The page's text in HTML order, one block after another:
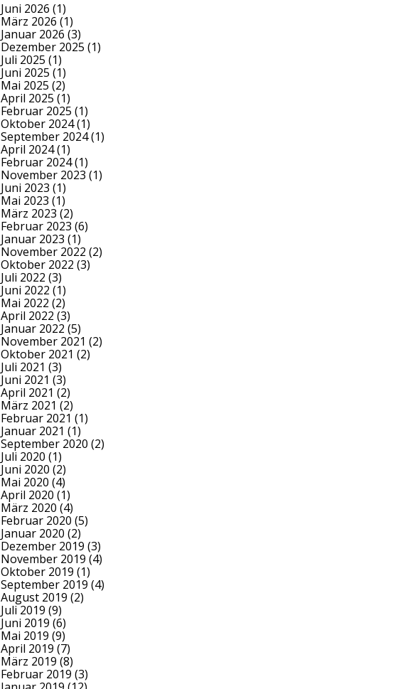
Juni 2026 (1)
März 2026 (1)
Januar 2026 (3)
Dezember 2025 (1)
Juli 2025 (1)
Juni 2025 (1)
Mai 2025 (2)
April 2025 (1)
Februar 2025 (1)
Oktober 2024(1)
September 2024(1)
April 2024(1)
Februar 2024(1)
November 2023 (1)
Juni 2023 (1)
Mai 2023 (1)
März 2023 (2)
Februar 2023 (6)
Januar 2023 (1)
November 2022 (2)
Oktober 2022 (3)
Juli 2022 (3)
Juni 2022 (1)
Mai 2022 (2)
April 2022 (3)
Januar 2022 (5)
November 2021 (2)
Oktober 2021 (2)
Juli 2021 (3)
Juni 2021 (3)
April 2021 (2)
März 2021 (2)
Februar 2021 (1)
Januar 2021 (1)
September 2020 (2)
Juli 2020 (1)
Juni 2020 (2)
Mai 2020 (4)
April 2020 (1)
März 2020 (4)
Februar 2020 (5)
Januar 2020 (2)
Dezember 2019 (3)
November 2019 (4)
Oktober 2019 (1)
September 2019 (4)
August 2019 (2)
Juli 2019 (9)
Juni 2019 (6)
Mai 2019 (9)
April 2019 (7)
März 2019 (8)
Februar 2019 (3)